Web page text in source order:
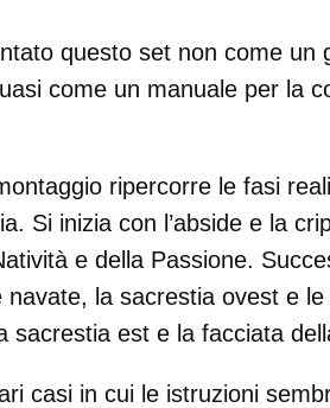
questo set non come un
come un manuale per la
ripercorre le fasi
Si inizia con l’abside e la
e della Passione.
navate, la sacrestia ovest e
sacrestia est e la facciata
casi in cui le istruzioni